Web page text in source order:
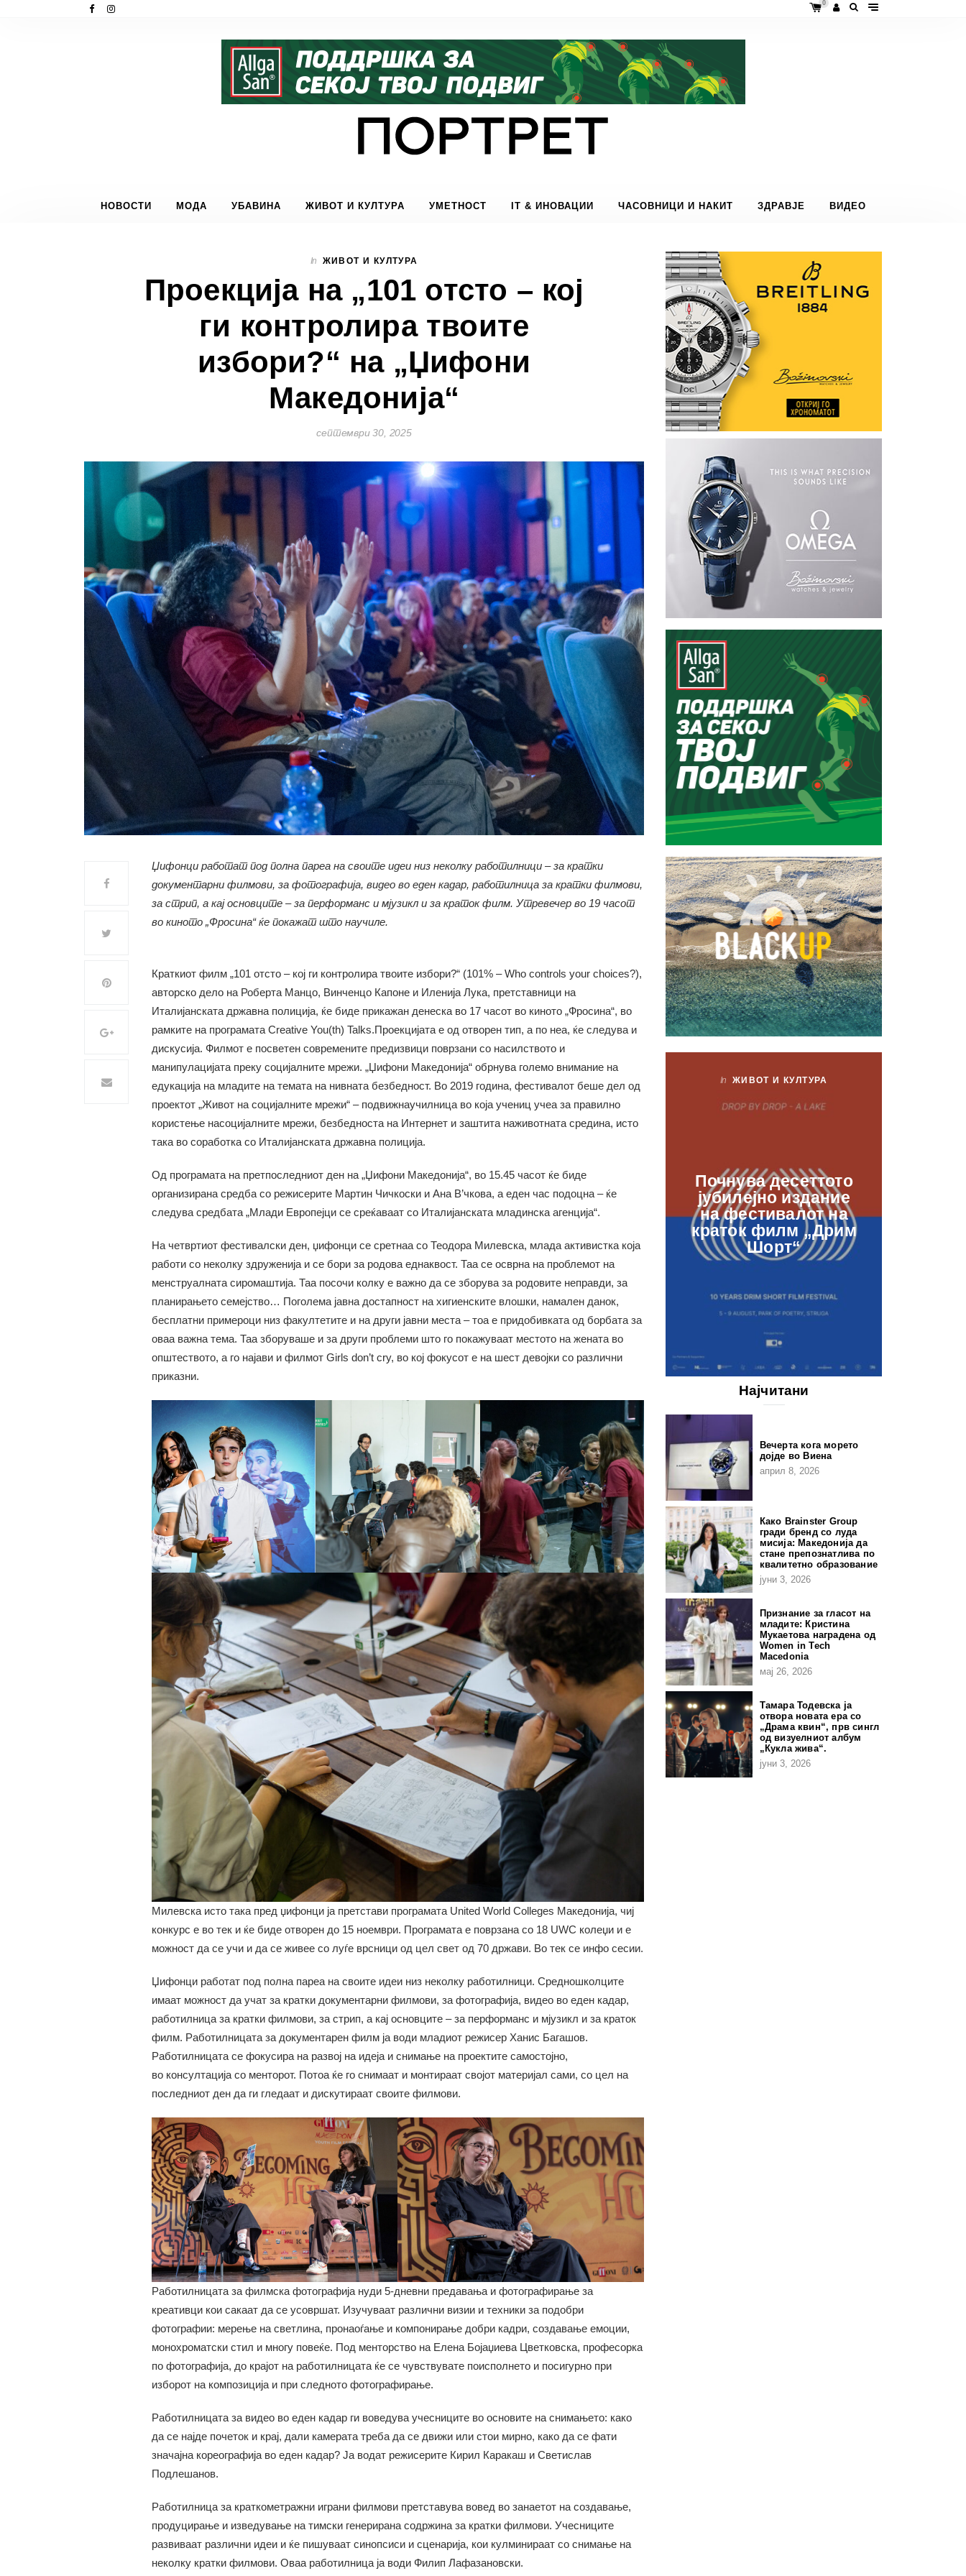
0
НОВОСТИ МОДА УБАВИНА ЖИВОТ И КУЛТУРА УМЕТНОСТ IT & ИНОВАЦИИ ЧАСОВНИЦИ И НАКИТ ЗДРАВЈЕ ВИДЕО
In ЖИВОТ И КУЛТУРА
Проекција на „101 отсто – кој
ги контролира твоите
избори?“ на „Џифони
Македонија“
септември 30, 2025
Џифонци работат под полна пареа на своите идеи низ неколку работилници – за кратки
документарни филмови, за фотографија, видео во еден кадар, работилница за кратки филмови,
за стрип, а кај основците – за перформанс и мјузикл и за краток филм. Утревечер во 19 часот
во киното „Фросина“ ќе покажат што научиле.
Краткиот филм „101 отсто – кој ги контролира твоите избори?“ (101% – Who controls your choices?),
авторско дело на Роберта Манцо, Винченцо Капоне и Иленија Лука, претставници на
Италијанската државна полиција, ќе биде прикажан денеска во 17 часот во киното „Фросина“, во
рамките на програмата Creative You(th) Talks.Проекцијата е од отворен тип, а по неа, ќе следува и
дискусија. Филмот е посветен современите предизвици поврзани со насилството и
манипулацијата преку социјалните мрежи. „Џифони Македонија“ обрнува големо внимание на
едукација на младите на темата на нивната безбедност. Во 2019 година, фестивалот беше дел од
проектот „Живот на социјалните мрежи“ – подвижнаучилница во која учениц учеа за правилно
користење насоцијалните мрежи, безбедноста на Интернет и заштита наживотната средина, исто
така во соработка со Италијанската државна полиција.
Од програмата на претпоследниот ден на „Џифони Македонија“, во 15.45 часот ќе биде
организирана средба со режисерите Мартин Чичкоски и Ана В’чкова, а еден час подоцна – ќе
следува средбата „Млади Европејци се среќаваат со Италијанската младинска агенција“.
На четвртиот фестивалски ден, џифонци се сретнаа со Теодора Милевска, млада активистка која
работи со неколку здруженија и се бори за родова еднаквост. Таа се осврна на проблемот на
менструалната сиромаштија. Таа посочи колку е важно да се зборува за родовите неправди, за
планирањето семејство… Поголема јавна достапност на хигиенските влошки, намален данок,
бесплатни примероци низ факултетите и на други јавни места – тоа е придобивката од борбата за
оваа важна тема. Таа зборуваше и за други проблеми што го покажуваат местото на жената во
општеството, а го најави и филмот Girls don’t cry, во кој фокусот е на шест девојки со различни
приказни.
Милевска исто така пред џифонци ја претстави програмата United World Colleges Македонија, чиј
конкурс е во тек и ќе биде отворен до 15 ноември. Програмата е поврзана со 18 UWC колеџи и е
можност да се учи и да се живее со луѓе врсници од цел свет од 70 држави. Во тек се инфо сесии.
Џифонци работат под полна пареа на своите идеи низ неколку работилници. Средношколците
имаат можност да учат за кратки документарни филмови, за фотографија, видео во еден кадар,
работилница за кратки филмови, за стрип, а кај основците – за перформанс и мјузикл и за краток
филм. Работилницата за документарен филм ја води младиот режисер Ханис Багашов.
Работилницата се фокусира на развој на идеја и снимање на проектите самостојно,
во консултација со менторот. Потоа ќе го снимаат и монтираат својот материјал сами, со цел на
последниот ден да ги гледаат и дискутираат своите филмови.
Работилницата за филмска фотографија нуди 5-дневни предавања и фотографирање за
креативци кои сакаат да се усовршат. Изучуваат различни визии и техники за подобри
фотографии: мерење на светлина, пронаоѓање и компонирање добри кадри, создавање емоции,
монохроматски стил и многу повеќе. Под менторство на Елена Бојаџиева Цветковска, професорка
по фотографија, до крајот на работилницата ќе се чувствувате поисполнето и посигурно при
изборот на композиција и при следното фотографирање.
Работилницата за видео во еден кадар ги воведува учесниците во основите на снимањето: како
да се најде почеток и крај, дали камерата треба да се движи или стои мирно, како да се фати
значајна кореографија во еден кадар? Ја водат режисерите Кирил Каракаш и Светислав
Подлешанов.
Работилница за краткометражни играни филмови претставува вовед во занаетот на создавање,
продуцирање и изведување на тимски генерирана содржина за кратки филмови. Учесниците
развиваат различни идеи и ќе пишуваат синопсиси и сценарија, кои кулминираат со снимање на
неколку кратки филмови. Оваа работилница ја води Филип Лафазановски.
In ЖИВОТ И КУЛТУРА
Почнува десеттото
јубилејно издание
на фестивалот на
краток филм „Дрим
Шорт“
Најчитани
Вечерта кога морето
дојде во Виена
април 8, 2026
Како Brainster Group
гради бренд со луда
мисија: Македонија да
стане препознатлива по
квалитетно образование
јуни 3, 2026
Признание за гласот на
младите: Кристина
Мукаетова наградена од
Women in Tech
Macedonia
мај 26, 2026
Тамара Тодевска ја
отвора новата ера со
„Драма квин“, прв сингл
од визуелниот албум
„Кукла жива“.
јуни 3, 2026